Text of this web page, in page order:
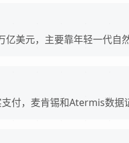
美元，主要靠年轻一代自
付，麦肯锡和Atermis数据